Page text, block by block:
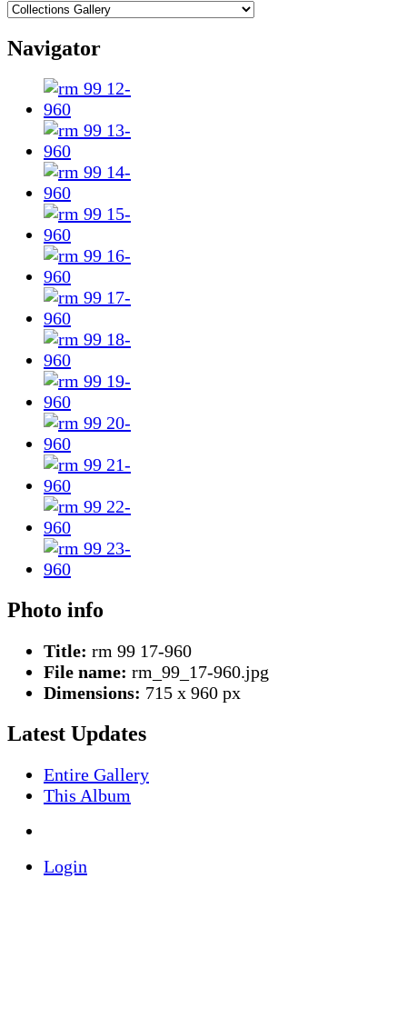
Navigator
Photo info
Title: rm 99 17-960
File name: rm_99_17-960.jpg
Dimensions: 715 x 960 px
Latest Updates
Entire Gallery
This Album
Login